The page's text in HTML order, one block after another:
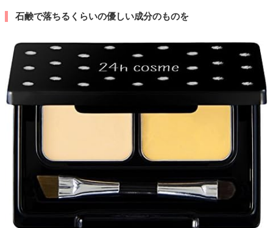
石鹸で落ちるくらいの優しい成分のものを